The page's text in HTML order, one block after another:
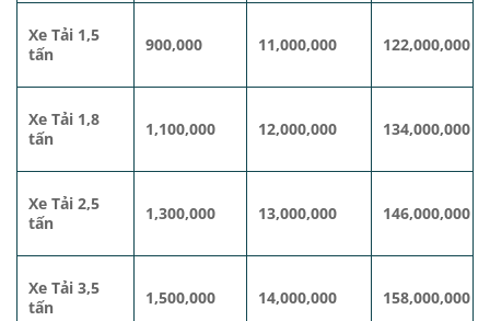
Xe Tải 1,5
tấn
900,000 11,000,000 122,000,000
Xe Tải 1,8
tấn
1,100,000 12,000,000 134,000,000
Xe Tải 2,5
tấn
1,300,000 13,000,000 146,000,000
Xe Tải 3,5
tấn
1,500,000 14,000,000 158,000,000